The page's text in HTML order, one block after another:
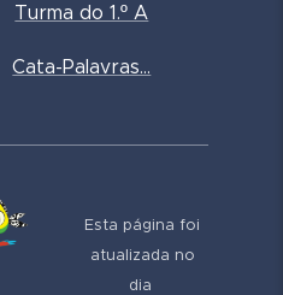
Turma do 1.º A
Cata-Palavras...
Esta página foi
atualizada no
dia